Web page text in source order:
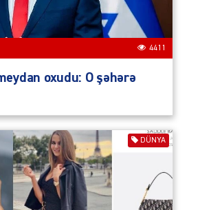
4411
oxudu: O şəhərə
DÜNYA